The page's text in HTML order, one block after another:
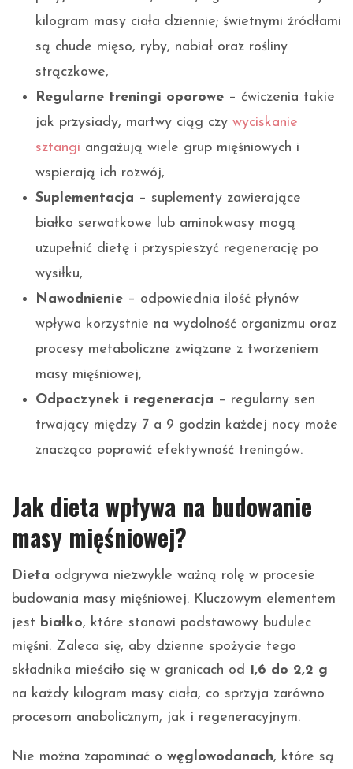
kilogram masy ciała dziennie; świetnymi źródłami
są chude mięso, ryby, nabiał oraz rośliny
strączkowe,
Regularne treningi oporowe – ćwiczenia takie
jak przysiady, martwy ciąg czy wyciskanie
sztangi angażują wiele grup mięśniowych i
wspierają ich rozwój,
Suplementacja – suplementy zawierające
białko serwatkowe lub aminokwasy mogą
uzupełnić dietę i przyspieszyć regenerację po
wysiłku,
Nawodnienie – odpowiednia ilość płynów
wpływa korzystnie na wydolność organizmu oraz
procesy metaboliczne związane z tworzeniem
masy mięśniowej,
Odpoczynek i regeneracja – regularny sen
trwający między 7 a 9 godzin każdej nocy może
znacząco poprawić efektywność treningów.
Jak dieta wpływa na budowanie
masy mięśniowej?
Dieta odgrywa niezwykle ważną rolę w procesie
budowania masy mięśniowej. Kluczowym elementem
jest białko, które stanowi podstawowy budulec
mięśni. Zaleca się, aby dzienne spożycie tego
składnika mieściło się w granicach od 1,6 do 2,2 g
na każdy kilogram masy ciała, co sprzyja zarówno
procesom anabolicznym, jak i regeneracyjnym.
Nie można zapominać o węglowodanach, które są